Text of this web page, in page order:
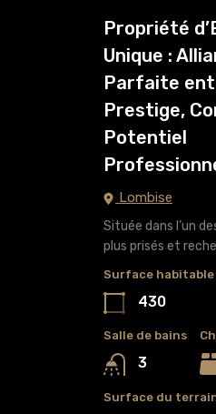
Propriété
Unique :
Parfaite
Prestige,
Potentiel
Lombise
Située dans l’un
plus prisés et
Surface habitable
430
Salle de bains
3
Surface du